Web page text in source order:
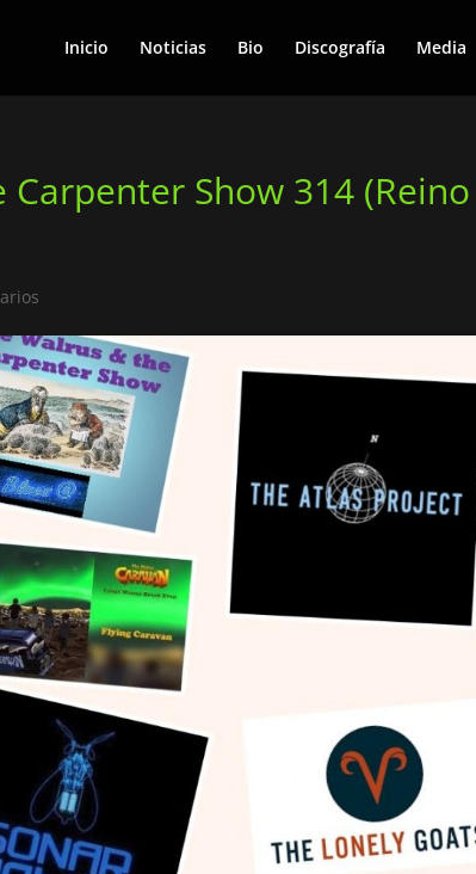
Inicio Noticias Bio Discografía Media
Carpenter Show 314 (Reino